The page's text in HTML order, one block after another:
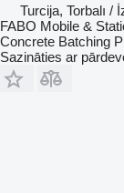
Turcija, Torbalı /
FABO Mobile &
Concrete Batching
Sazināties ar